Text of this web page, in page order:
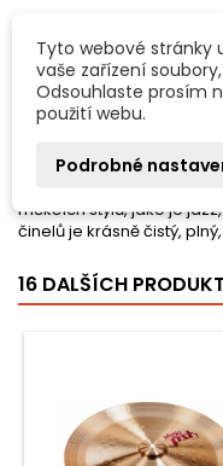
Činel PAISTE Signature
- rozměry: 45cm/18"
- Patented Signature bronz
Řada Signature je
nadšence – zvukové
měkčích stylů, jako je
činelů je krásně čistý,
16 DALŠÍCH
Tyto webové stránky
vaše zařízení
Odsouhlaste prosím
použití webu.
Podrobné